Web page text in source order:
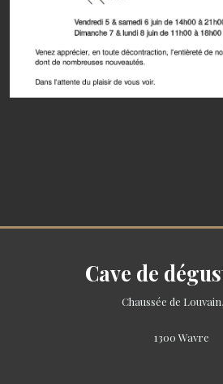
Cave de
Chaussée de
1300 Wavre